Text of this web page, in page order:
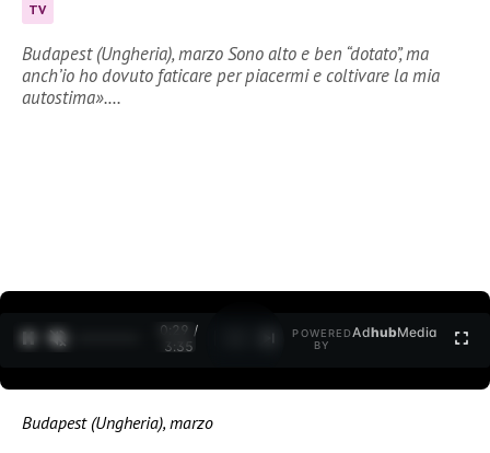
TV
Budapest (Ungheria), marzo Sono alto e ben “dotato”, ma
anch’io ho dovuto faticare per piacermi e coltivare la mia
autostima».…
0:30 /
3:35
POWERED
BY
AdhubMedia
Budapest (Ungheria), marzo